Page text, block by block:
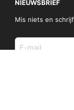
NIEUWSBRIEF
Mis niets en
E-